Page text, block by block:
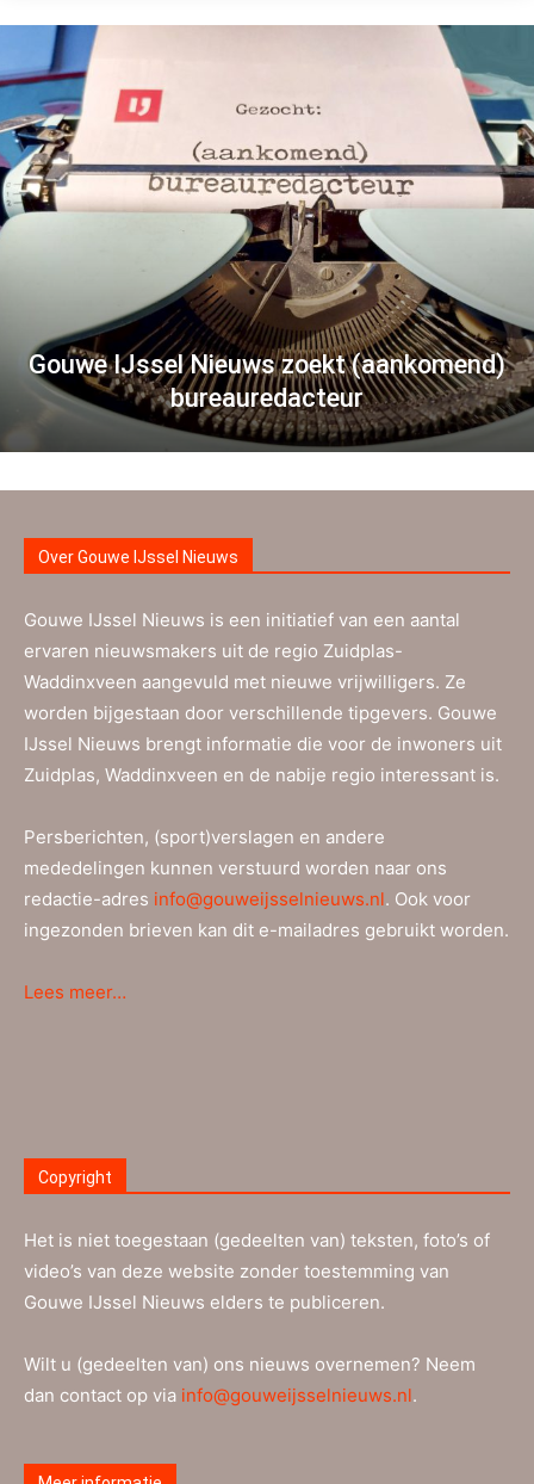
Gouwe IJssel Nieuws zoekt (aankomend)
bureauredacteur
Over Gouwe IJssel Nieuws
Gouwe IJssel Nieuws is een initiatief van een aantal
ervaren nieuwsmakers uit de regio Zuidplas-
Waddinxveen aangevuld met nieuwe vrijwilligers. Ze
worden bijgestaan door verschillende tipgevers. Gouwe
IJssel Nieuws brengt informatie die voor de inwoners uit
Zuidplas, Waddinxveen en de nabije regio interessant is.
Persberichten, (sport)verslagen en andere
mededelingen kunnen verstuurd worden naar ons
redactie-adres info@gouweijsselnieuws.nl. Ook voor
ingezonden brieven kan dit e-mailadres gebruikt worden.
Lees meer…
Copyright
Het is niet toegestaan (gedeelten van) teksten, foto’s of
video’s van deze website zonder toestemming van
Gouwe IJssel Nieuws elders te publiceren.
Wilt u (gedeelten van) ons nieuws overnemen? Neem
dan contact op via info@gouweijsselnieuws.nl.